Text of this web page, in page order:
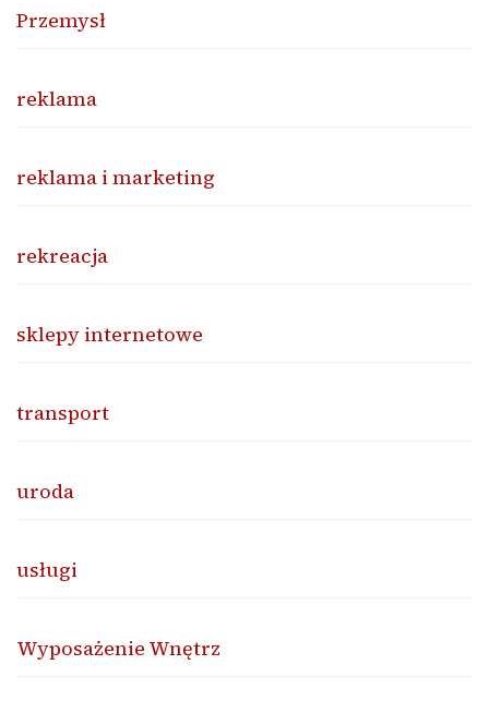
Przemysł
reklama
reklama i marketing
rekreacja
sklepy internetowe
transport
uroda
usługi
Wyposażenie Wnętrz